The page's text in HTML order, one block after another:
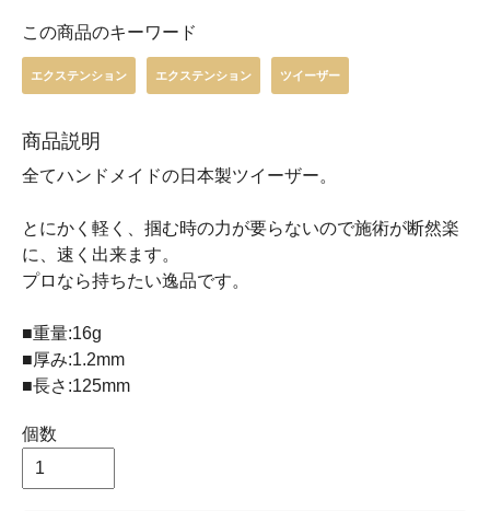
この商品のキーワード
エクステンション エクステンション ツイーザー
商品説明
全てハンドメイドの日本製ツイーザー。
とにかく軽く、掴む時の力が要らないので施術が断然楽
に、速く出来ます。
プロなら持ちたい逸品です。
■重量:16g
■厚み:1.2mm
■長さ:125mm
個数